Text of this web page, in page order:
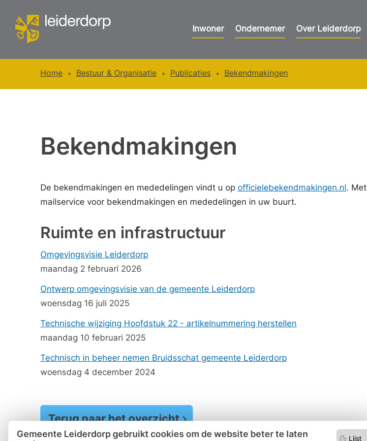
Lijst
Gemeente Leiderdorp gebruikt cookies om de website beter te laten
Inwoner Ondernemer Over Leiderdorp
Home Bestuur & Organisatie Publicaties Bekendmakingen
Bekendmakingen
De bekendmakingen en mededelingen vindt u op officielebekendmakingen.nl. Met
mailservice voor bekendmakingen en mededelingen in uw buurt.
Ruimte en infrastructuur
Omgevingsvisie Leiderdorp
maandag 2 februari 2026
Ontwerp omgevingsvisie van de gemeente Leiderdorp
woensdag 16 juli 2025
Technische wijziging Hoofdstuk 22 - artikelnummering herstellen
maandag 10 februari 2025
Technisch in beheer nemen Bruidsschat gemeente Leiderdorp
woensdag 4 december 2024
Terug naar het overzicht